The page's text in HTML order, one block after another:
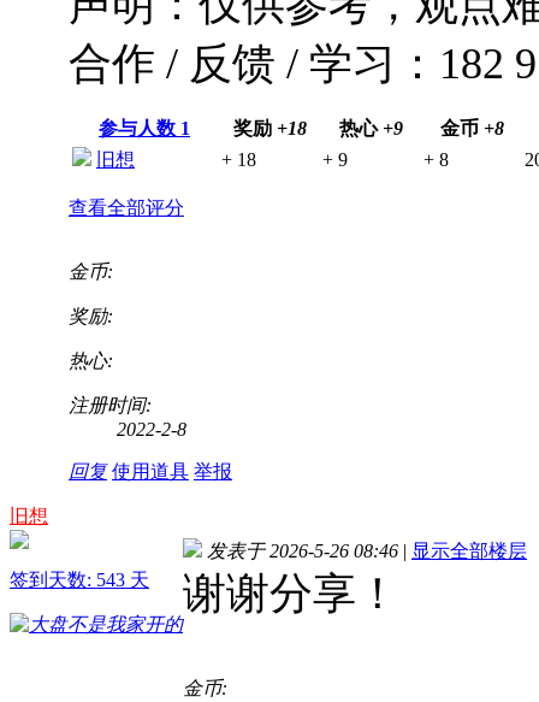
合作 / 反馈 / 学习：182
参与人数 1 奖励 +18 热心 +9 金币 +8
旧想
+ 18 + 9 + 8
查看全部评分
金币:
奖励:
热心:
注册时间:
2022-2-8
回复 使用道具 举报
旧想
签到天数: 543 天
发表于 2026-5-26 08:46 | 显示全部楼层
谢谢分享！
金币: